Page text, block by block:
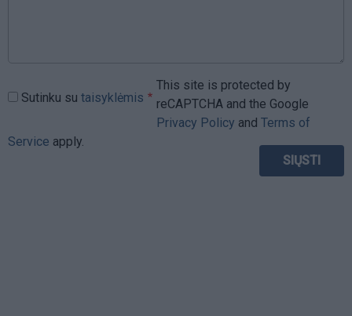
Sutinku su taisyklėmis
This site is protected by
reCAPTCHA and the Google
Privacy Policy and Terms of
Service apply.